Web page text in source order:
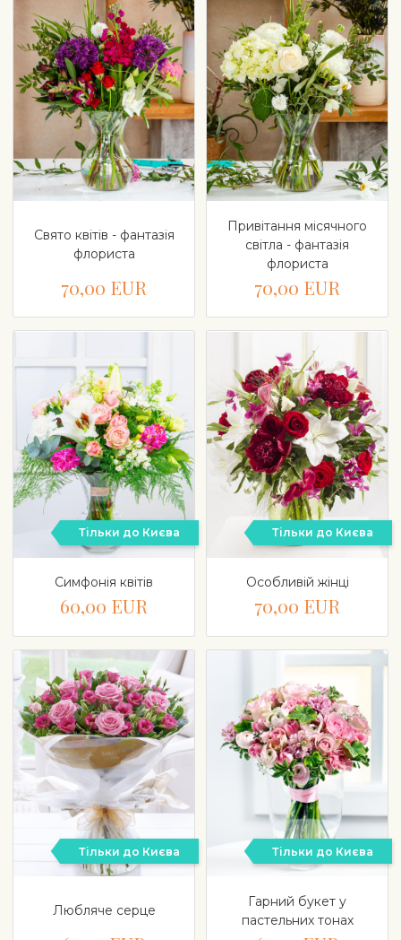
Свято квітів - фантазія
флориста
70,00 EUR
Привітання місячного
світла - фантазія
флориста
70,00 EUR
Тільки до Києва
Симфонія квітів
60,00 EUR
Тільки до Києва
Особливій жінці
70,00 EUR
Тільки до Києва
Любляче серце
Тільки до Києва
Гарний букет у
пастельних тонах